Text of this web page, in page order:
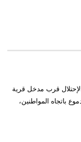
قوات الإحتلال قرب مدخل قرية
باتجاه المواطنين،